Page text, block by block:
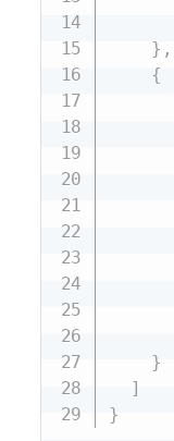
} ,
{
}
]
}